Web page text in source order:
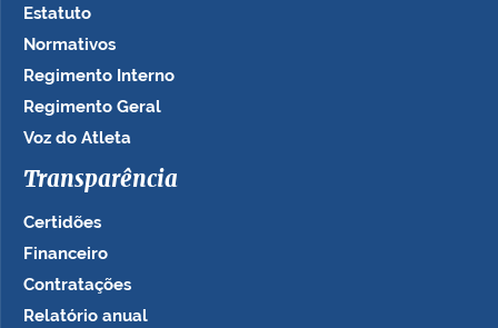
Estatuto
Normativos
Regimento Interno
Regimento Geral
Voz do Atleta
Transparência
Certidões
Financeiro
Contratações
Relatório anual